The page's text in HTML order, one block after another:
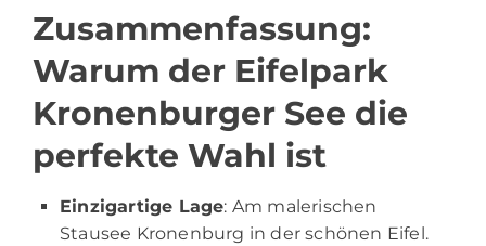
Zusammenfassung:
Warum der Eifelpark
Kronenburger See die
perfekte Wahl ist
Einzigartige Lage: Am malerischen
Stausee Kronenburg in der schönen Eifel.